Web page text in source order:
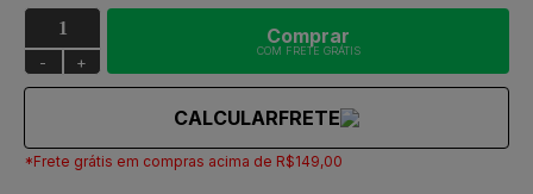
- +
Comprar
COM FRETE GRÁTIS
CALCULARFRETE
*Frete grátis em compras acima de R$149,00